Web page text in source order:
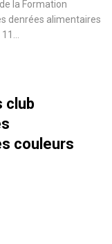
la Formation
denrées alimentaires
club
couleurs